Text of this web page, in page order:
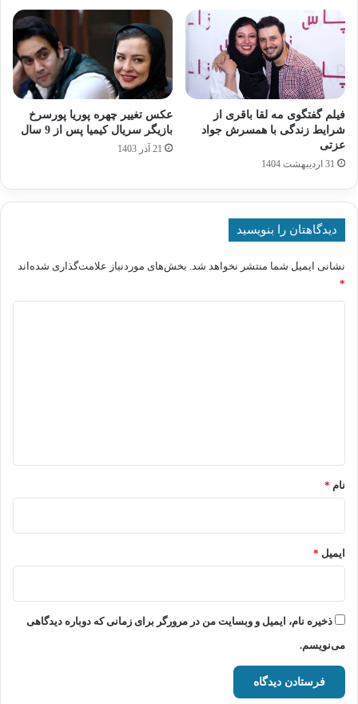
فیلم گفتگوی مه لقا باقری از
شرایط زندگی با همسرش جواد
عزتی
31 اردیبهشت 1404
عکس تغییر چهره پوریا پورسرخ
بازیگر سریال کیمیا پس از 9 سال
21 آذر 1403
دیدگاهتان را بنویسید
نشانی ایمیل شما منتشر نخواهد شد. بخش‌های موردنیاز علامت‌گذاری شده‌اند
*
نام *
ایمیل *
ذخیره نام، ایمیل و وبسایت من در مرورگر برای زمانی که دوباره دیدگاهی
می‌نویسم.